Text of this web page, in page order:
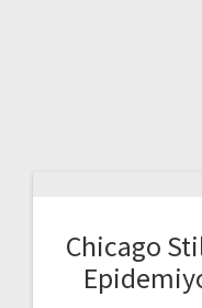
Chicago